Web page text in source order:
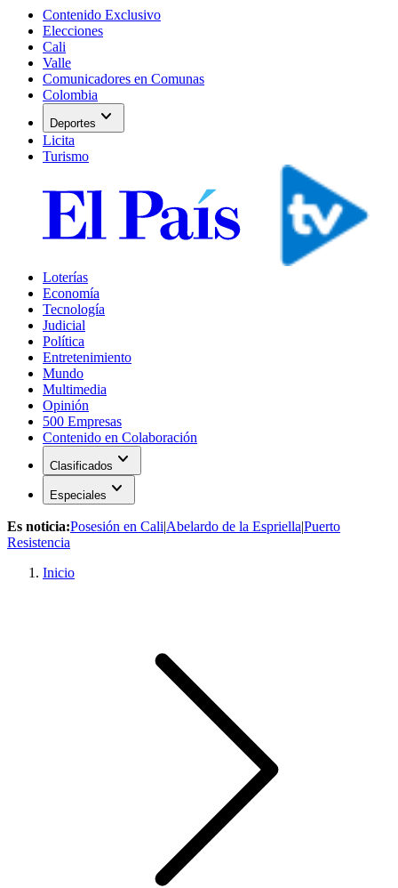
Contenido Exclusivo
Elecciones
Cali
Valle
Comunicadores en Comunas
Colombia
Deportes expand_more
Licita
Turismo
Loterías
Economía
Tecnología
Judicial
Política
Entretenimiento
Mundo
Multimedia
Opinión
500 Empresas
Contenido en Colaboración
Clasificados expand_more
Especiales expand_more
Es noticia:Posesión en Cali|Abelardo de la Espriella|Puerto
Resistencia
Inicio